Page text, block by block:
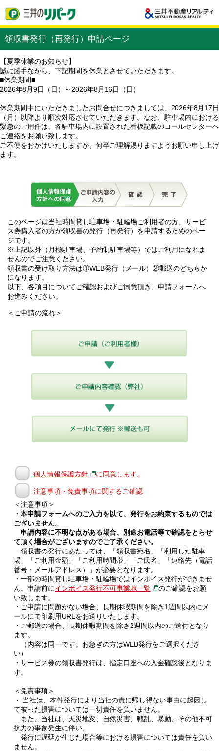
領収書発行（再発行）申請ページ
【夏季休業のお知らせ】
誠に勝手ながら、下記期間を休業とさせていただきます。
■休業期間■
2026年8月9日（日）～2026年8月16日（日）
休業期間中にいただきましたお問合せにつきましては、2026年8月17日
（月）以降より順次対応させていただきます。なお、駐車場内における
緊急のご用件は、各駐車場内に設置された看板記載のコールセンターへ
ご連絡をお願い致します。
ご不便をおかけいたしますが、何卒ご理解賜りますようお願い申し上げ
ます。
このページは当社時間貸し駐車場・駐輪場ご利用者の方、サービ
ス券購入者の方が領収書の発行（再発行）を申請するためのペー
ジです。
※上記以外（月極駐車場、予約制駐車場等）ではご利用になれま
せんのでご注意ください。
領収書の受け取り方法は①WEB発行（メール）②郵送のどちらか
になります。
以下、各項目についてご確認およびご同意頂き、申請フォームへ
お進みください。
＜ご申請の流れ＞
個人情報保護方針 に同意します。
注意事項・免責事項に関するご確認
＜注意事項＞
・ 本申請フォームへのご入力を以て、発行をお約束するものでは
ございません。
申請内容に不明な点がある場合、別途お電話等で確認をとらせ
て頂く場合がございますのでご了承ください。
・領収書の発行にあたっては、「領収書宛名」「利用した駐車
場」「ご利用金額」「ご利用時間帯」「ご氏名」「連絡先（電話
番号・メールアドレス）」が必要となります。
・一部の時間貸し駐車場・駐輪場ではインボイス発行ができませ
ん。申請前にインボイス発行不可事業地一覧
のご確認をお願
い致します。
・ご申請に問題がない場合、長期休暇期間を除き1週間以内にメ
ールにて印刷用URLをお送りいたします。
・ご郵送の場合、長期休暇期間を除き2週間以内のご送付となり
ます。
（内容は同一です。お急ぎの方はWEB発行をご選択くださ
い）
・サービス券の領収書発行は、指定口座への入金確認後となりま
す。
＜免責事項＞
・ 当社は、本件発行により当社の責に帰し得ない事由に起因し
て被った損害については一切責任を負いません。
また、当社は、天災地変、自然災害、戦乱、暴動、その他不可
抗力の事象発生に伴い、
発行に遅延が生じた場合等における損害については責任を負い
ません。